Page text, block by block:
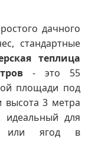
дачного
стандартные
теплица
- это 55
площади под
3 метра
идеальный для
или ягод в